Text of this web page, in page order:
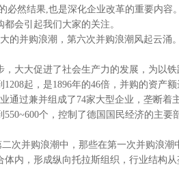
结果,也是深化企业改革的重要内容
会引起我们大家的关注。
并购浪潮，第六次并购浪潮风起云涌
大促进了社会生产力的发展，为以
起，是1896年的46倍，并购的资产
过兼并组成了74家大型企业，垄断
个，控制了德国国民经济的主
并购浪潮中，那些在第一次并购浪
内，形成纵向托拉斯组织，行业结构